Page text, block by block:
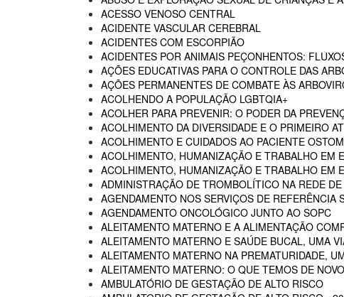
ACESSO VENOSO CENTRAL
ACIDENTE VASCULAR CEREBRAL
ACIDENTES COM ESCORPIÃO
ACIDENTES POR ANIMAIS PEÇONHENTOS:
AÇÕES EDUCATIVAS PARA O CONTROLE DAS
AÇÕES PERMANENTES DE COMBATE ÀS
ACOLHENDO A POPULAÇÃO LGBTQIA+
ACOLHER PARA PREVENIR: O PODER DA
ACOLHIMENTO DA DIVERSIDADE E O PRIMEIRO
ACOLHIMENTO E CUIDADOS AO PACIENTE
ACOLHIMENTO, HUMANIZAÇÃO E TRABALHO EM
ACOLHIMENTO, HUMANIZAÇÃO E TRABALHO EM
ADMINISTRAÇÃO DE TROMBOLÍTICO NA REDE
AGENDAMENTO NOS SERVIÇOS DE REFERÊNCIA
AGENDAMENTO ONCOLÓGICO JUNTO AO SOPC
ALEITAMENTO MATERNO E A ALIMENTAÇÃO
ALEITAMENTO MATERNO E SAÚDE BUCAL, UMA
ALEITAMENTO MATERNO NA PREMATURIDADE,
ALEITAMENTO MATERNO: O QUE TEMOS DE NOVO
AMBULATÓRIO DE GESTAÇÃO DE ALTO RISCO